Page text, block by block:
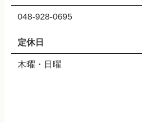
048-928-0695
定休日
木曜・日曜